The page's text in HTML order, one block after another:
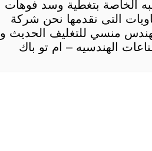
الخاصة بتغطية وسد فوهات
التى نقدمها نحن شركة
منسي للتغليف الحديث و
الهندسيه – ام تو باك